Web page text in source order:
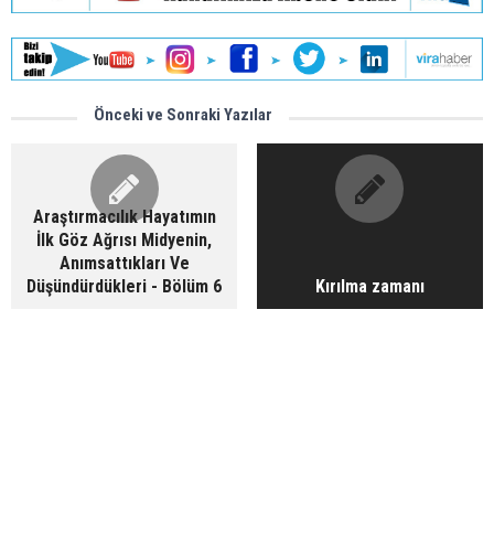
Önceki ve Sonraki Yazılar
Araştırmacılık Hayatımın
İlk Göz Ağrısı Midyenin,
Anımsattıkları Ve
Düşündürdükleri - Bölüm 6
Kırılma zamanı